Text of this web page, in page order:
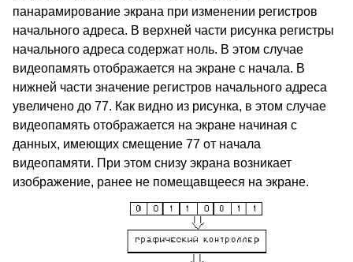
панарамирование экрана при изменении регистров
начального адреса. В верхней части рисунка регистры
начального адреса содержат ноль. В этом случае
видеопамять отображается на экране с начала. В
нижней части значение регистров начального адреса
увеличено до 77. Как видно из рисунка, в этом случае
видеопамять отображается на экране начиная с
данных, имеющих смещение 77 от начала
видеопамяти. При этом снизу экрана возникает
изображение, ранее не помещавщееся на экране.